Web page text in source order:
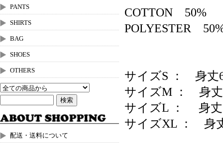
PANTS
SHIRTS
BAG
SHOES
OTHERS
配送・送料について
COTTON 50%
POLYESTER
サイズS ： 身
サイズM ： 身
サイズL ： 身
サイズXL ：